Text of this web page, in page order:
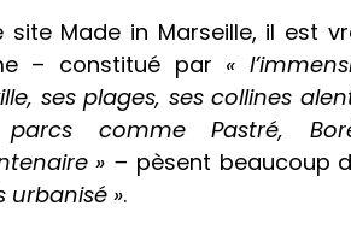
Made in Marseille, il est
– constitué par «
ses plages, ses collines
comme Pastré,
» – pèsent beaucoup
urbanisé ».